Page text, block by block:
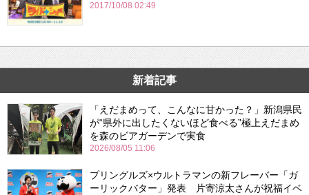
2017/10/08 02:49
新着記事
「えだまめって、こんなに甘かった？」新潟県民
が“県外に出したくないほど食べる”極上えだまめ
を森のビアガーデンで実食
2026/08/05 11:06
プリングルズ×ウルトラマンの新フレーバー「ガ
ーリックバター」発表 片寄涼太さんが祝福イベ